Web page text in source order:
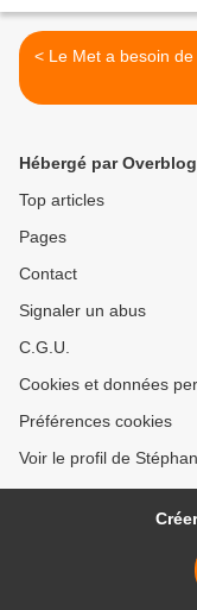
< Le Met a besoin
Hébergé par Overblog
Top articles
Pages
Contact
Signaler un abus
C.G.U.
Cookies et données
Préférences cookies
Voir le profil de